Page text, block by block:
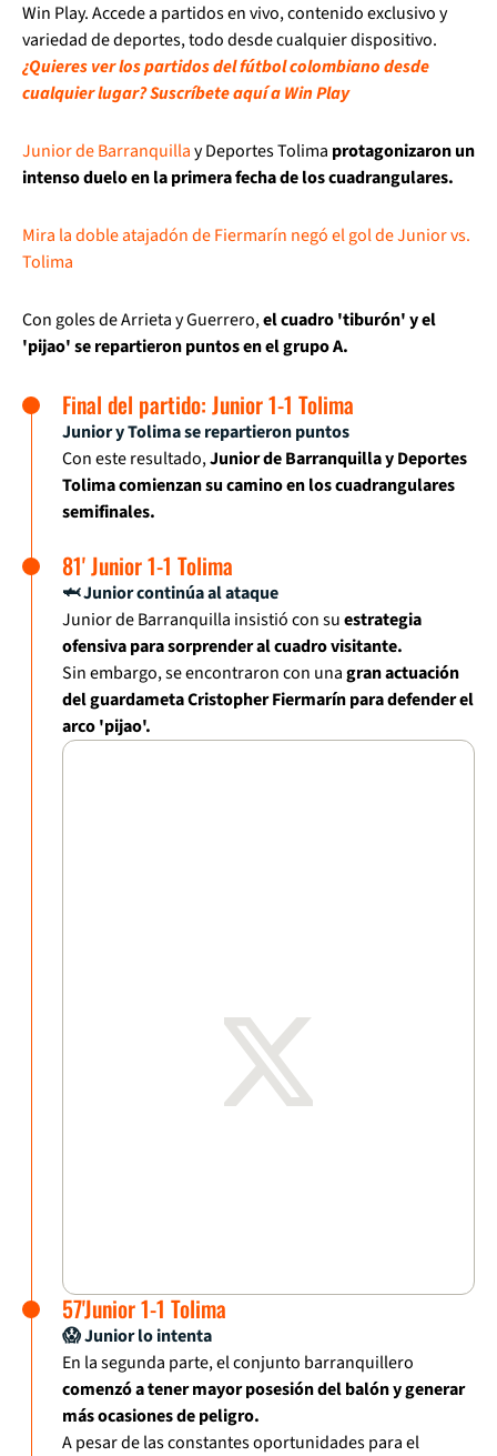
Win Play. Accede a partidos en vivo, contenido exclusivo y
variedad de deportes, todo desde cualquier dispositivo.
¿Quieres ver los partidos del fútbol colombiano desde
cualquier lugar? Suscríbete aquí a Win Play
Junior de Barranquillay Deportes Tolima protagonizaron un
intenso duelo en la primera fecha de los cuadrangulares.
Mira la doble atajadón de Fiermarín negó el gol de Junior vs.
Tolima
Con goles de Arrieta y Guerrero,el cuadro 'tiburón' y el
'pijao' se repartieron puntos en el grupo A.
Final del partido: Junior 1-1 Tolima
Junior y Tolima se repartieron puntos
Con este resultado,Junior de Barranquilla y Deportes
Tolima comienzan su camino en los cuadrangulares
semifinales.
81' Junior 1-1 Tolima
🦈 Junior continúa al ataque
Junior de Barranquilla insistió con suestrategia
ofensiva para sorprender al cuadro visitante.
Sin embargo, se encontraron con unagran actuación
del guardameta Cristopher Fiermarín para defender el
arco 'pijao'.
57'Junior 1-1 Tolima
😱 Junior lo intenta
En la segunda parte, el conjunto barranquillero
comenzó a tener mayor posesión del balón y generar
más ocasiones de peligro.
A pesar de las constantes oportunidades para el